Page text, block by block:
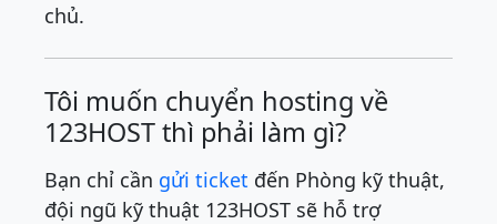
chủ.
Tôi muốn chuyển hosting về
123HOST thì phải làm gì?
Bạn chỉ cần gửi ticket đến Phòng kỹ thuật,
đội ngũ kỹ thuật 123HOST sẽ hỗ trợ